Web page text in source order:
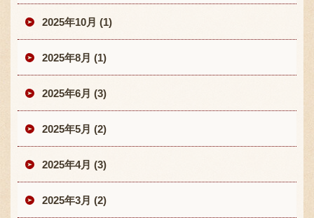
2025年10月 (1)
2025年8月 (1)
2025年6月 (3)
2025年5月 (2)
2025年4月 (3)
2025年3月 (2)